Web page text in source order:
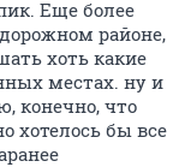
Еще более
районе,
хоть какие
местах. ну и
конечно, что
хотелось бы все